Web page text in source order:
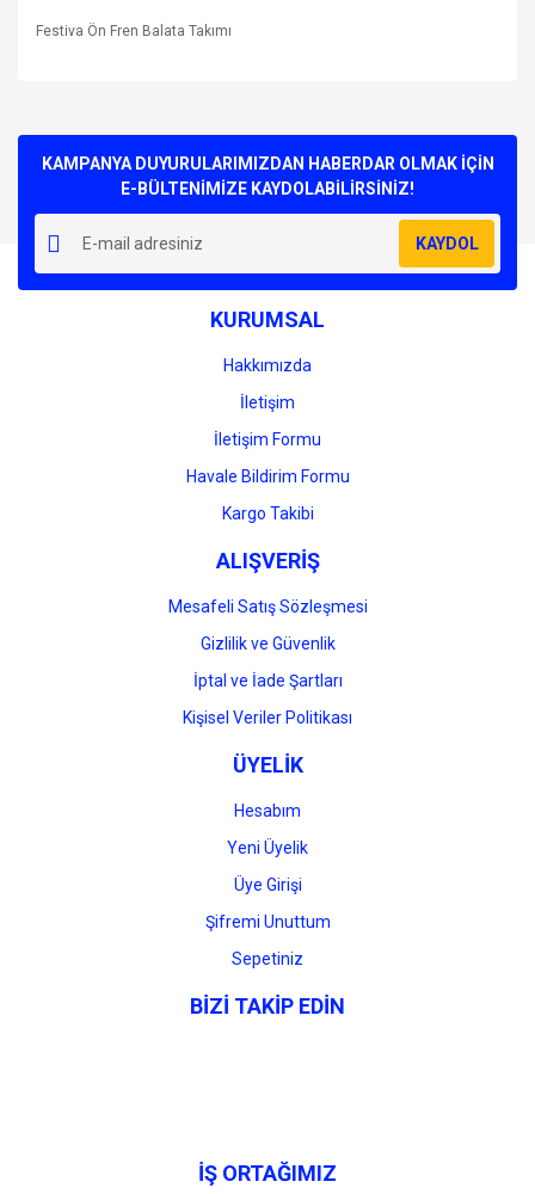
Festiva Ön Fren Balata Takımı
Yorum Yaz
kullanarak tarafımıza iletebilirsiniz.
Görüş ve önerileriniz için teşekkür ederiz.
Ürün resmi kalitesiz, bozuk veya görüntülenemiyor.
Ürün açıklamasında eksik bilgiler bulunuyor.
Ürün bilgilerinde hatalar bulunuyor.
Ürün fiyatı diğer sitelerden daha pahalı.
Gönder
KAMPANYA DUYURULARIMIZDAN HABERDAR OLMAK İÇİN
E-BÜLTENİMİZE KAYDOLABİLİRSİNİZ!
KAYDOL
KURUMSAL
Hakkımızda
İletişim
İletişim Formu
Havale Bildirim Formu
Kargo Takibi
ALIŞVERİŞ
Mesafeli Satış Sözleşmesi
Gizlilik ve Güvenlik
İptal ve İade Şartları
Kişisel Veriler Politikası
ÜYELİK
Hesabım
Yeni Üyelik
Üye Girişi
Şifremi Unuttum
Sepetiniz
BİZİ TAKİP EDİN
İŞ ORTAĞIMIZ